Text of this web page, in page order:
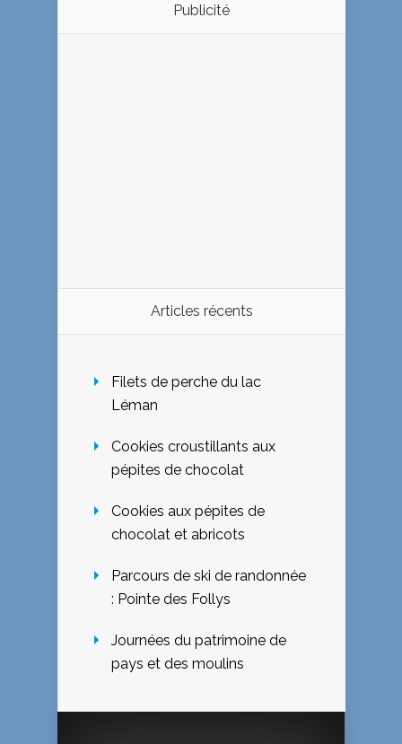
Publicité
Articles récents
Filets de perche du lac
Léman
Cookies croustillants aux
pépites de chocolat
Cookies aux pépites de
chocolat et abricots
Parcours de ski de randonnée
: Pointe des Follys
Journées du patrimoine de
pays et des moulins